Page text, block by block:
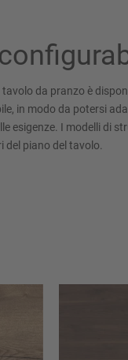
da pranzo è
in modo da potersi
esigenze. I modelli di
del piano del tavolo.